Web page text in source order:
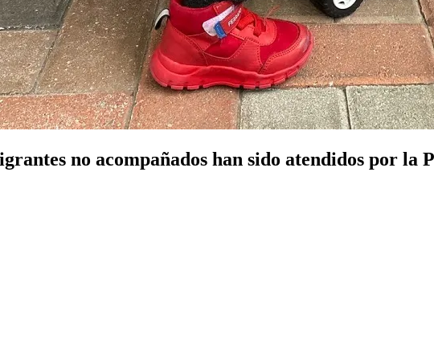
no acompañados han sido atendidos por la